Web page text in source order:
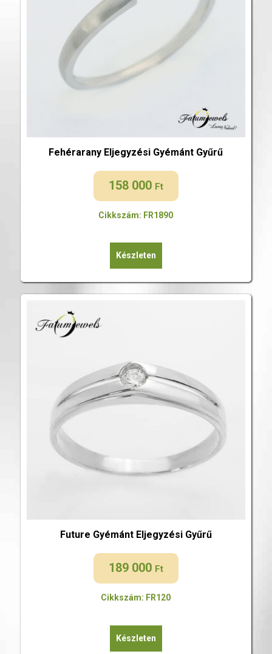
Fehérarany Eljegyzési Gyémánt Gyűrű
158 000 Ft
Cikkszám: FR1890
Készleten
Future Gyémánt Eljegyzési Gyűrű
189 000 Ft
Cikkszám: FR120
Készleten